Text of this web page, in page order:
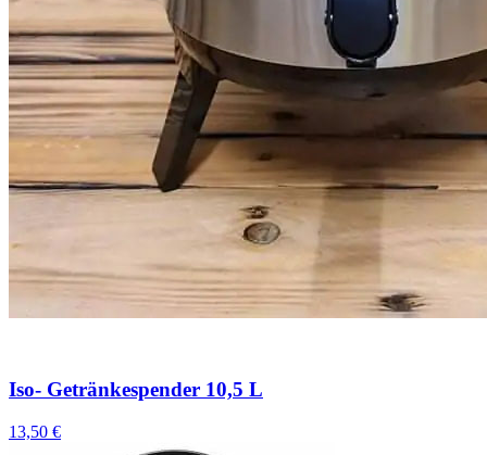
Iso- Getränkespender 10,5 L
13,50 €